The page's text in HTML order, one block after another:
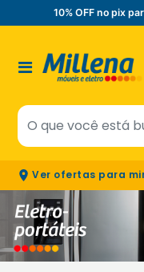
10% OFF no pix
Ver ofertas para